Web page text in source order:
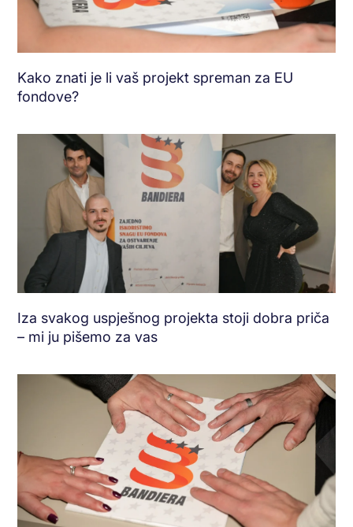
Kako znati je li vaš projekt spreman za EU
fondove?
Iza svakog uspješnog projekta stoji dobra priča
– mi ju pišemo za vas